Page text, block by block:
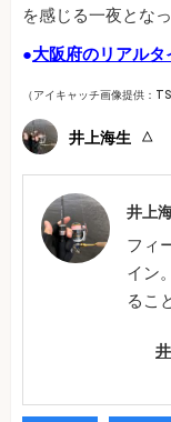
を感じる一夜となっ
●大阪府のリアル
（アイキャッチ画像提供：
井上海生
井上
フィ
イン
るこ